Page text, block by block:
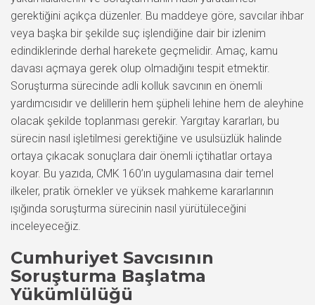
gerektiğini açıkça düzenler. Bu maddeye göre, savcılar ihbar
veya başka bir şekilde suç işlendiğine dair bir izlenim
edindiklerinde derhal harekete geçmelidir. Amaç, kamu
davası açmaya gerek olup olmadığını tespit etmektir.
Soruşturma sürecinde adli kolluk savcının en önemli
yardımcısıdır ve delillerin hem şüpheli lehine hem de aleyhine
olacak şekilde toplanması gerekir. Yargıtay kararları, bu
sürecin nasıl işletilmesi gerektiğine ve usulsüzlük halinde
ortaya çıkacak sonuçlara dair önemli içtihatlar ortaya
koyar. Bu yazıda, CMK 160’ın uygulamasına dair temel
ilkeler, pratik örnekler ve yüksek mahkeme kararlarının
ışığında soruşturma sürecinin nasıl yürütüleceğini
inceleyeceğiz.
Cumhuriyet Savcısının
Soruşturma Başlatma
Yükümlülüğü